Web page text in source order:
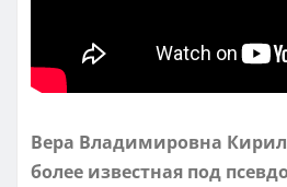
Вера Владимировна
более известная под